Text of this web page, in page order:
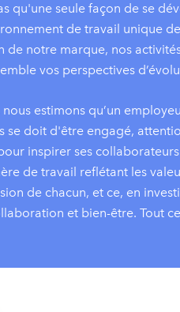
qu'une seule façon de se
de travail unique
de notre marque, nos
vos perspectives
nous estimons qu’un
se doit d'être engagé,
inspirer ses
de travail reflétant les
de chacun, et ce, en
et bien-être. Tout